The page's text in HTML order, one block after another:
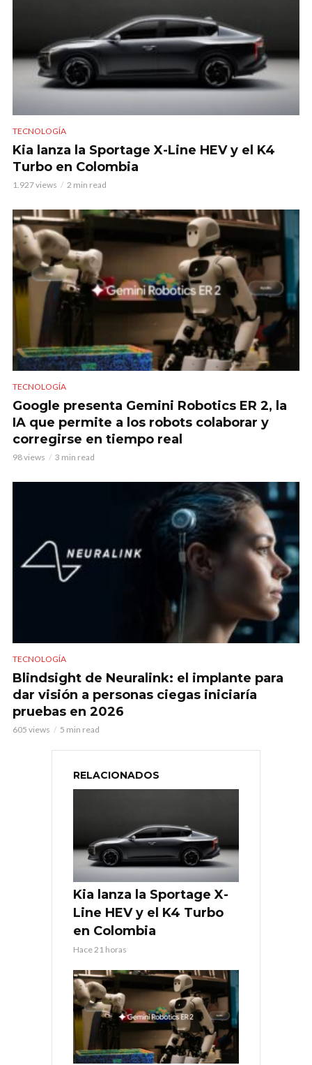
TECNOLOGÍA
Kia lanza la Sportage X-Line HEV y el K4
Turbo en Colombia
1.927 views 2 min read
TECNOLOGÍA
Google presenta Gemini Robotics ER 2, la
IA que permite a los robots colaborar y
corregirse en tiempo real
98 views 3 min read
TECNOLOGÍA
Blindsight de Neuralink: el implante para
dar visión a personas ciegas iniciaría
pruebas en 2026
605 views 5 min read
RELACIONADOS
Kia lanza la Sportage X-
Line HEV y el K4 Turbo
en Colombia
Hace 21 horas